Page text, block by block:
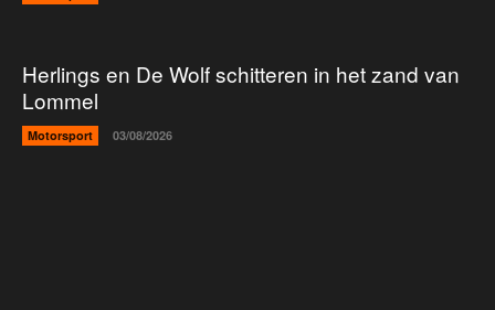
Herlings en De Wolf schitteren in het zand van
Lommel
Motorsport 03/08/2026